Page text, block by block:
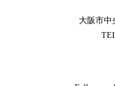
大阪市中